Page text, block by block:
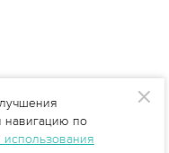
навигацию по